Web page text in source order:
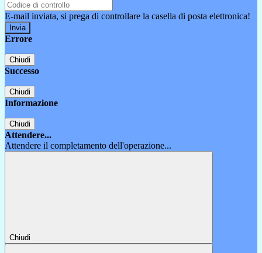
E-mail inviata, si prega di controllare la casella di posta elettronica!
Errore
Chiudi
Successo
Chiudi
Informazione
Chiudi
Attendere...
Attendere il completamento dell'operazione...
Chiudi